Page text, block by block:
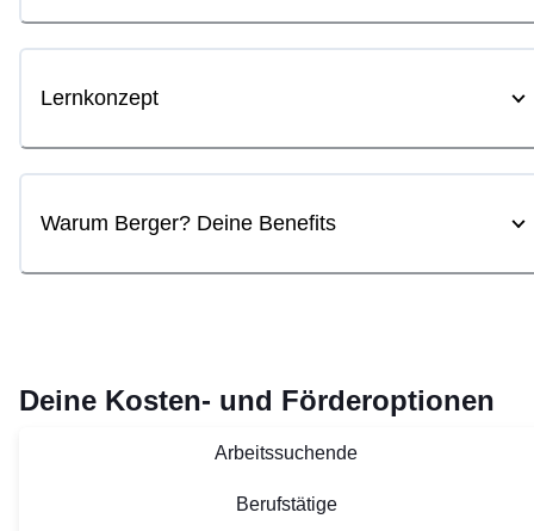
Lernkonzept
Warum Berger? Deine Benefits
Deine Kosten- und Förderoptionen
Arbeitssuchende
Berufstätige